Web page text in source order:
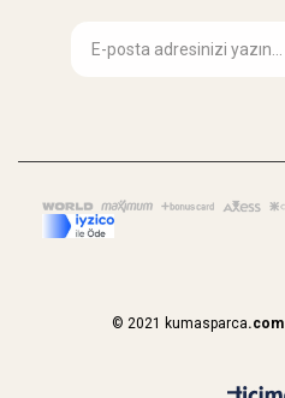
© 2021 kumasparca.com